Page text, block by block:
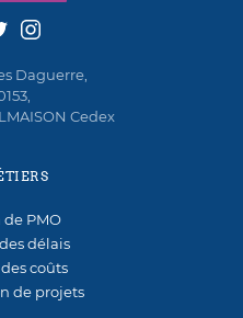
Daguerre,
Cedex
de PMO
délais
coûts
de projets